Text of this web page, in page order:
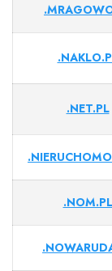
.NET.PL
.NOM.PL